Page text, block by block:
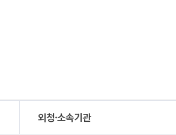
외청·소속기관